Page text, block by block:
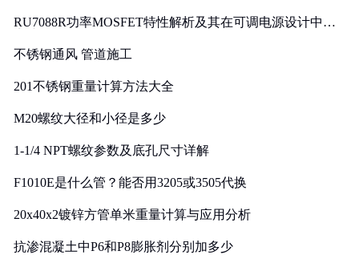
RU7088R功率MOSFET特性解析及其在可调电源设计中的
不锈钢通风 管道施工
201不锈钢重量计算方法大全
M20螺纹大径和小径是多少
1-1/4 NPT螺纹参数及底孔尺寸详解
F1010E是什么管？能否用3205或3505代换
20x40x2镀锌方管单米重量计算与应用分析
抗渗混凝土中P6和P8膨胀剂分别加多少